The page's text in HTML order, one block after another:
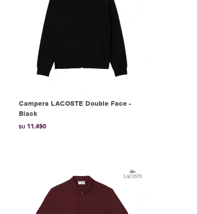
Campera LACOSTE Double Face -
Black
$U 11.490